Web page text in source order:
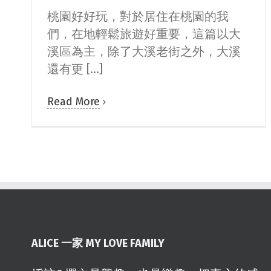
桃園好好玩，對於居住在桃園的我
們，在地輕鬆旅遊好重要，這篇以大
溪區為主，除了大溪老街之外，大溪
還有更 [...]
Read More
ALICE 一家 MY LOVE FAMILY